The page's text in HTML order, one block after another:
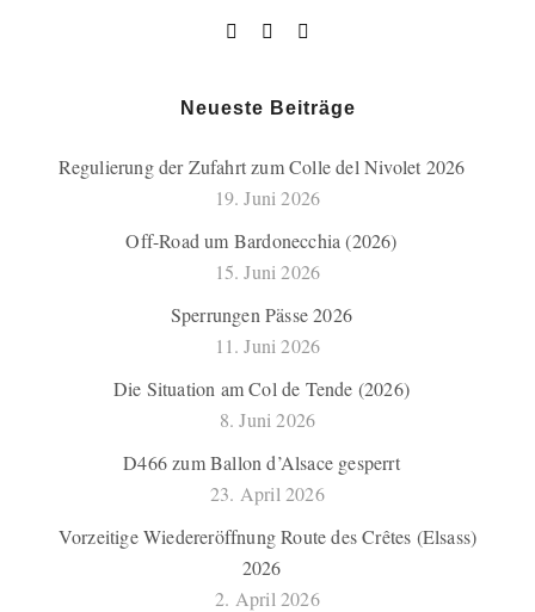
Neueste Beiträge
Regulierung der Zufahrt zum Colle del Nivolet 2026
19. Juni 2026
Off-Road um Bardonecchia (2026)
15. Juni 2026
Sperrungen Pässe 2026
11. Juni 2026
Die Situation am Col de Tende (2026)
8. Juni 2026
D466 zum Ballon d’Alsace gesperrt
23. April 2026
Vorzeitige Wiedereröffnung Route des Crêtes (Elsass)
2026
2. April 2026